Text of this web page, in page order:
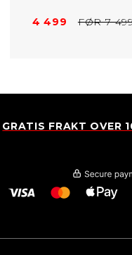
4 499 FØR 7
GRATIS FRAKT OVER